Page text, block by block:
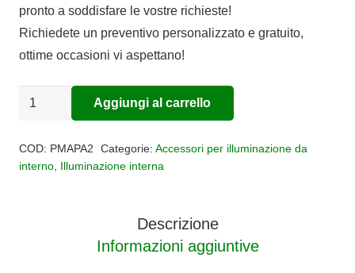
pronto a soddisfare le vostre richieste!
Richiedete un preventivo personalizzato e gratuito,
ottime occasioni vi aspettano!
Profilo
quantità
Aggiungi al carrello
COD: PMAPA2 Categorie: Accessori per illuminazione da
interno, Illuminazione interna
Descrizione
Informazioni aggiuntive